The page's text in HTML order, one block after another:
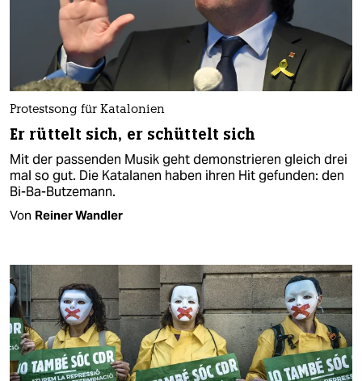
Protestsong für Katalonien
Er rüttelt sich, er schüttelt sich
Mit der passenden Musik geht demonstrieren gleich drei
mal so gut. Die Katalanen haben ihren Hit gefunden: den
Bi-Ba-Butzemann.
Von Reiner Wandler